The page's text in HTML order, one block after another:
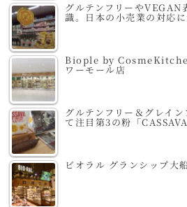
グルテンフリーやVEGAN
識。日本の小売業の対応
Biople by
ワーモール店
グルテンフリー＆グレイ
て注目第3の粉「
ビオラル グランシップ